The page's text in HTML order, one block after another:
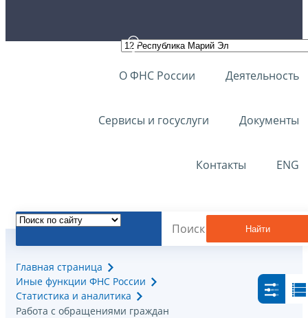
О ФНС России Деятельность
Сервисы и госуслуги Документы
Контакты ENG
Найти
Главная страница
Иные функции ФНС России
Статистика и аналитика
Работа с обращениями граждан